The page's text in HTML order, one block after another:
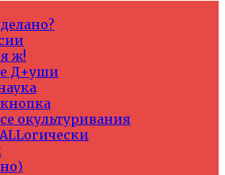
ж!
Д+уши
окультуривания